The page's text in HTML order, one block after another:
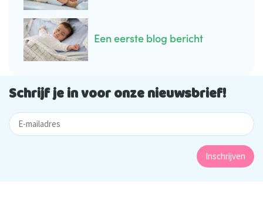
Een eerste blog bericht
Schrijf je in voor onze nieuwsbrief!